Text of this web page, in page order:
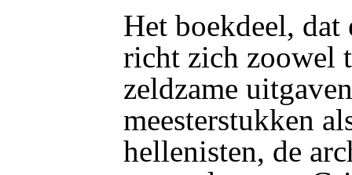
Het boekdeel,
richt zich zoowel
zeldzame
meesterstukken
hellenisten, de